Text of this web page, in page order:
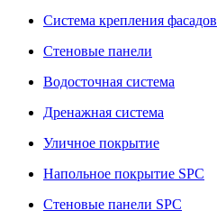
Система крепления фасадов
Стеновые панели
Водосточная система
Дренажная система
Уличное покрытие
Напольное покрытие SPC
Стеновые панели SPC